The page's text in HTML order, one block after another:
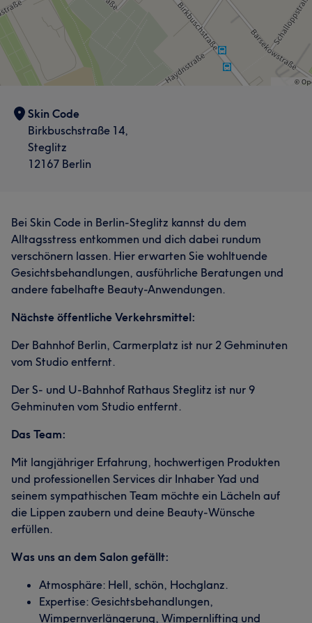
Skin Code
Birkbuschstraße 14,
Steglitz
12167 Berlin
Bei Skin Code in Berlin-Steglitz kannst du dem
Alltagsstress entkommen und dich dabei rundum
verschönern lassen. Hier erwarten Sie wohltuende
Gesichtsbehandlungen, ausführliche Beratungen und
andere fabelhafte Beauty-Anwendungen.
Nächste öffentliche Verkehrsmittel:
Der Bahnhof Berlin, Carmerplatz ist nur 2 Gehminuten
vom Studio entfernt.
Der S- und U-Bahnhof Rathaus Steglitz ist nur 9
Gehminuten vom Studio entfernt.
Das Team:
Mit langjähriger Erfahrung, hochwertigen Produkten
und professionellen Services dir Inhaber Yad und
seinem sympathischen Team möchte ein Lächeln auf
die Lippen zaubern und deine Beauty-Wünsche
erfüllen.
Was uns an dem Salon gefällt:
Atmosphäre: Hell, schön, Hochglanz.
Expertise: Gesichtsbehandlungen,
Wimpernverlängerung, Wimpernlifting und